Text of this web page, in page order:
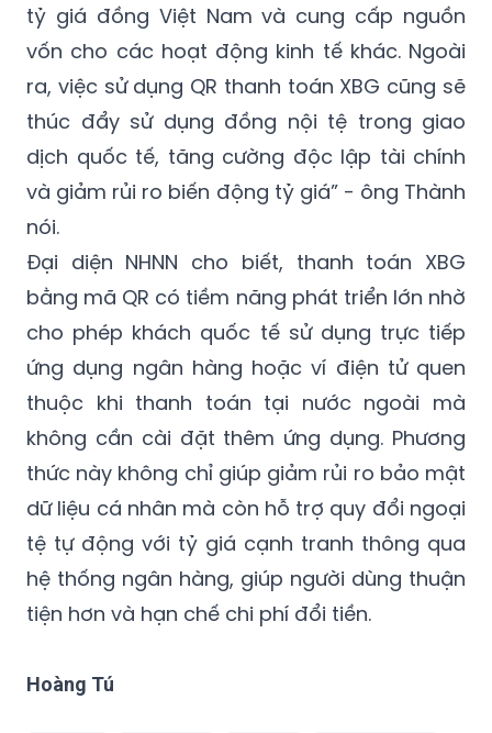
tỷ giá đồng Việt Nam và cung cấp nguồn
vốn cho các hoạt động kinh tế khác. Ngoài
ra, việc sử dụng QR thanh toán XBG cũng sẽ
thúc đẩy sử dụng đồng nội tệ trong giao
dịch quốc tế, tăng cường độc lập tài chính
và giảm rủi ro biến động tỷ giá” - ông Thành
nói.
Đại diện NHNN cho biết, thanh toán XBG
bằng mã QR có tiềm năng phát triển lớn nhờ
cho phép khách quốc tế sử dụng trực tiếp
ứng dụng ngân hàng hoặc ví điện tử quen
thuộc khi thanh toán tại nước ngoài mà
không cần cài đặt thêm ứng dụng. Phương
thức này không chỉ giúp giảm rủi ro bảo mật
dữ liệu cá nhân mà còn hỗ trợ quy đổi ngoại
tệ tự động với tỷ giá cạnh tranh thông qua
hệ thống ngân hàng, giúp người dùng thuận
tiện hơn và hạn chế chi phí đổi tiền.
Hoàng Tú